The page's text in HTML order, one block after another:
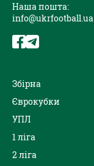
Наша пошта:
info@ukrfootball.ua
Збірна
Єврокубки
УПЛ
1 ліга
2 ліга